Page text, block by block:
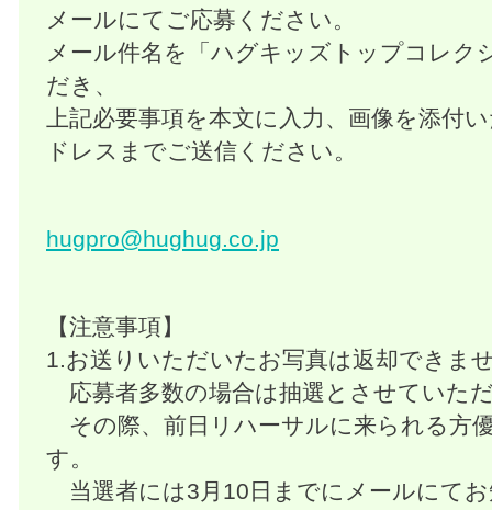
メールにてご応募ください。
メール件名を「ハグキッズトップコレク
だき、
上記必要事項を本文に入力、画像を添付
ドレスまでご送信ください。
hugpro@hughug.co.jp
【注意事項】
1.お送りいただいたお写真は返却できま
応募者多数の場合は抽選とさせていた
その際、前日リハーサルに来られる方
す。
当選者には3月10日までにメールにて